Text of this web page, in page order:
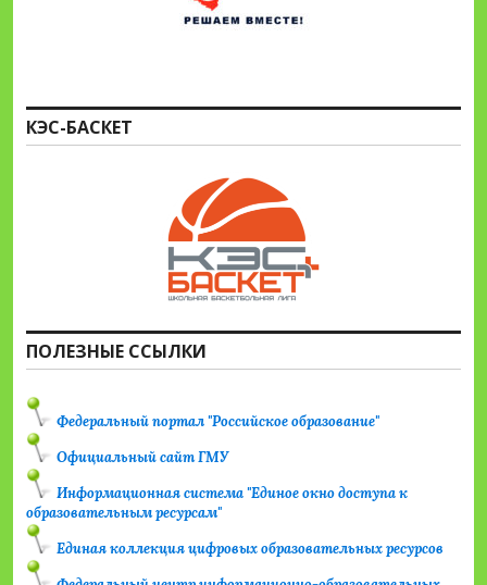
КЭС-БАСКЕТ
ПОЛЕЗНЫЕ ССЫЛКИ
Федеральный портал "Российское образование"
Официальный сайт ГМУ
Информационная система "Единое окно доступа к
образовательным ресурсам"
Единая коллекция цифровых образовательных ресурсов